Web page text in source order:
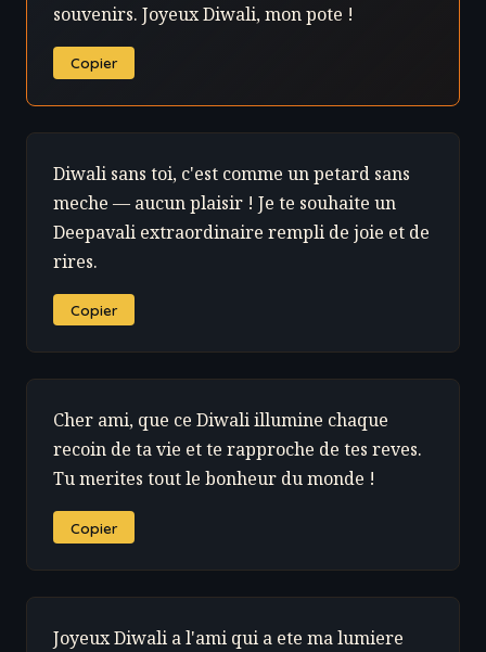
souvenirs. Joyeux Diwali, mon pote !
Copier
Diwali sans toi, c'est comme un petard sans
meche — aucun plaisir ! Je te souhaite un
Deepavali extraordinaire rempli de joie et de
rires.
Copier
Cher ami, que ce Diwali illumine chaque
recoin de ta vie et te rapproche de tes reves.
Tu merites tout le bonheur du monde !
Copier
Joyeux Diwali a l'ami qui a ete ma lumiere